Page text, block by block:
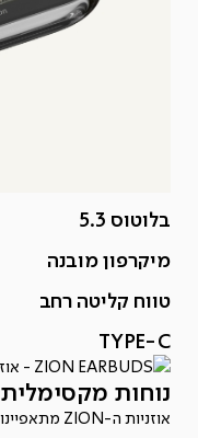
בלוטוס 5.3
מיקרפון מובנה
טווח קליטה רחב
TYPE-C
נוחות מקסימלית